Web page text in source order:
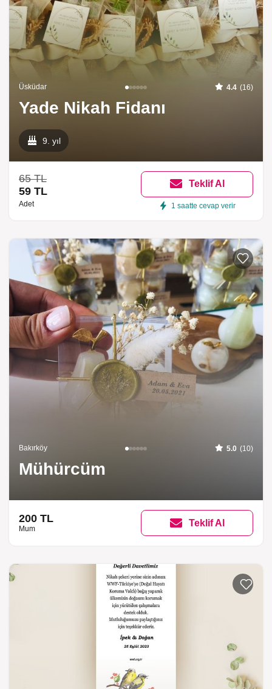
Üsküdar 4.4 (16)
Yade Nikah Fidanı
9. yıl
65 TL
59 TL
Adet
Teklif Al
1 saatte cevap verir
Bakırköy 5.0 (10)
Mühürcüm
200 TL
Mum
Teklif Al
Listeme